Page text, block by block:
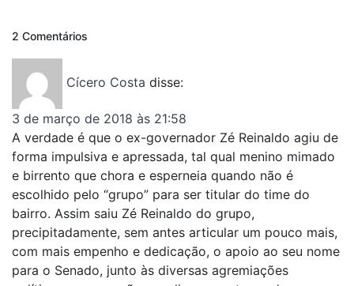
2 Comentários
Cícero Costa disse:
3 de março de 2018 às 21:58
A verdade é que o ex-governador Zé Reinaldo agiu de
forma impulsiva e apressada, tal qual menino mimado
e birrento que chora e esperneia quando não é
escolhido pelo “grupo” para ser titular do time do
bairro. Assim saiu Zé Reinaldo do grupo,
precipitadamente, sem antes articular um pouco mais,
com mais empenho e dedicação, o apoio ao seu nome
para o Senado, junto às diversas agremiações